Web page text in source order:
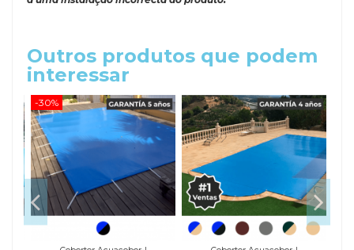
Outros produtos que podem
interessar
-30%